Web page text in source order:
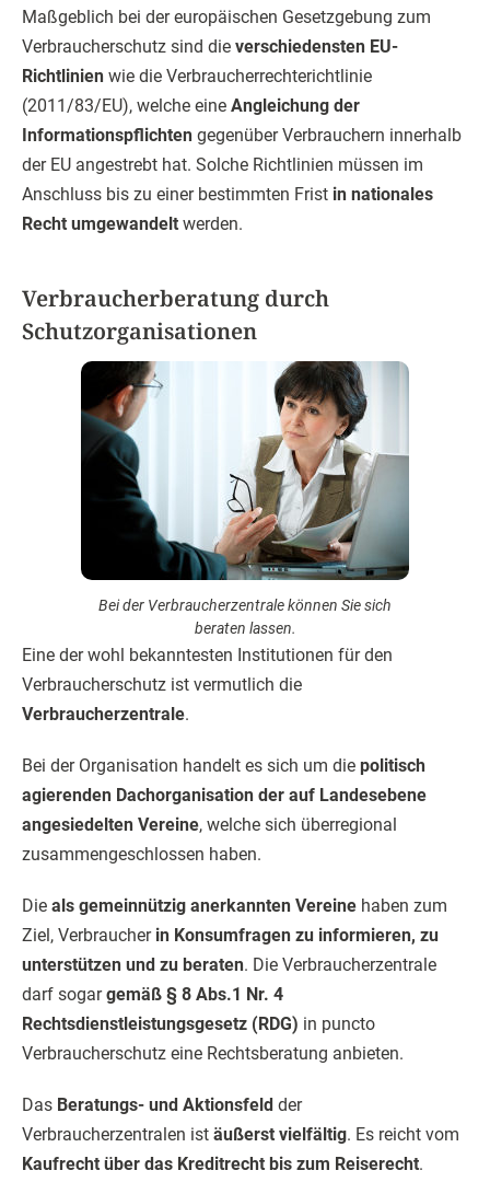
Maßgeblich bei der europäischen Gesetzgebung zum
Verbraucherschutz sind die verschiedensten EU-
Richtlinien wie die Verbraucherrechterichtlinie
(2011/83/EU), welche eine Angleichung der
Informationspflichten gegenüber Verbrauchern innerhalb
der EU angestrebt hat. Solche Richtlinien müssen im
Anschluss bis zu einer bestimmten Frist in nationales
Recht umgewandelt werden.
Verbraucherberatung durch
Schutzorganisationen
Bei der Verbraucherzentrale können Sie sich
beraten lassen.
Eine der wohl bekanntesten Institutionen für den
Verbraucherschutz ist vermutlich die
Verbraucherzentrale.
Bei der Organisation handelt es sich um die politisch
agierenden Dachorganisation der auf Landesebene
angesiedelten Vereine, welche sich überregional
zusammengeschlossen haben.
Die als gemeinnützig anerkannten Vereine haben zum
Ziel, Verbraucher in Konsumfragen zu informieren, zu
unterstützen und zu beraten. Die Verbraucherzentrale
darf sogargemäß § 8 Abs.1 Nr. 4
Rechtsdienstleistungsgesetz (RDG) in puncto
Verbraucherschutz eine Rechtsberatung anbieten.
Das Beratungs- und Aktionsfeld der
Verbraucherzentralen ist äußerst vielfältig. Es reicht vom
Kaufrecht über das Kreditrecht bis zum Reiserecht.